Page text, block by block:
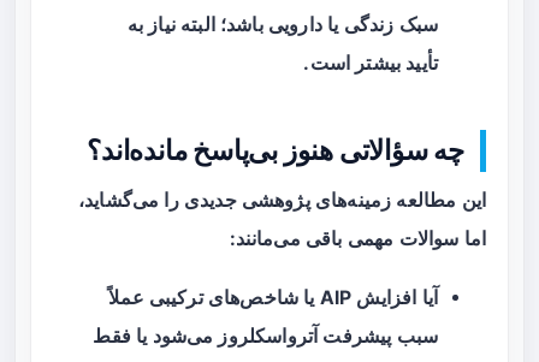
سبک زندگی یا دارویی باشد؛ البته نیاز به
تأیید بیشتر است.
چه سؤالاتی هنوز بی‌پاسخ مانده‌اند؟
این مطالعه زمینه‌های پژوهشی جدیدی را می‌گشاید،
اما سوالات مهمی باقی می‌مانند:
آیا افزایش AIP یا شاخص‌های ترکیبی عملاً
سبب پیشرفت آترواسکلروز می‌شود یا فقط